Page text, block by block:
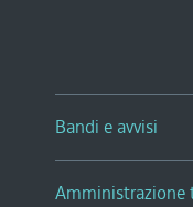
Bandi e avvisi
Amministrazione